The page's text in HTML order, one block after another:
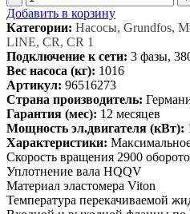
Добавить в корзину
Категории: Насосы, Grundfos,
LINE, CR, CR 1
Подключение к сети: 3 фазы,
Вес насоса (кг): 1016
Артикул: 96516273
Страна производитель:
Гарантия (мес): 12 месяцев
Мощность эл.двигателя (кВт):
Характеристики:
Скорость вращения 2900
Уплотнение вала HQQV
Материал эластомера Viton
Температура перекачиваемой